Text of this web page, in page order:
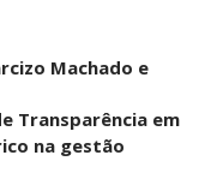
Machado e
Transparência em
na gestão